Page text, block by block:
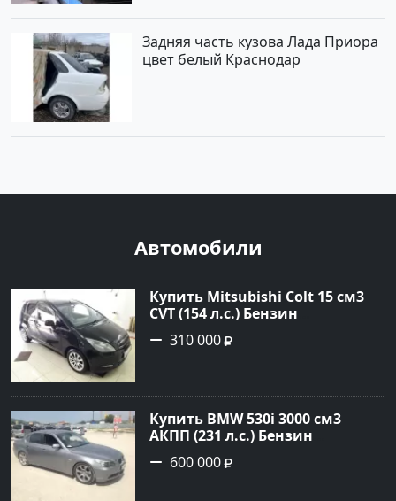
Задняя часть кузова Лада Приора
цвет белый Краснодар
Автомобили
Купить Mitsubishi Colt 15 см3
CVT (154 л.с.) Бензин
турбонаддув в Краснодар:
цвет Чёрный металик Хетчбэк
сайте Авторынок23
310 000
Купить BMW 530i 3000 см3
АКПП (231 л.с.) Бензин
инжектор в Новороссийск:
цвет серый Седан 2004 года по
600 000